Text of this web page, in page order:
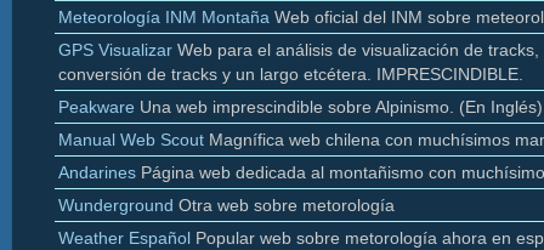
Meteorología INM Montaña Web oficial del INM sobre
GPS Visualizar Web para el análisis de visualización de tracks,
conversión de tracks y un largo etcétera. IMPRESCINDIBLE.
Peakware Una web imprescindible sobre Alpinismo. (En Inglés)
Manual Web Scout Magnífica web chilena con muchísimos
Andarines Página web dedicada al montañismo con
Wunderground Otra web sobre metorología
Weather Español Popular web sobre metorología ahora en